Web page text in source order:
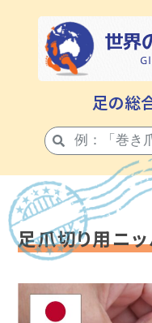
足の総
足爪切り用ニ